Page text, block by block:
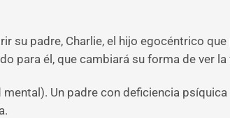
su padre, Charlie, el hijo egocéntrico
para él, que cambiará su forma de ver la
Un padre con deficiencia